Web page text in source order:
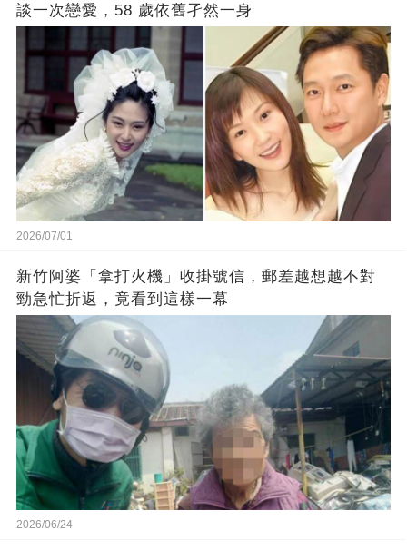
談一次戀愛，58 歲依舊孑然一身
2026/07/01
新竹阿婆「拿打火機」收掛號信，郵差越想越不對
勁急忙折返，竟看到這樣一幕
2026/06/24